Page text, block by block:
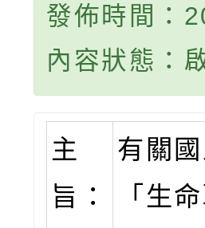
發佈時間：
內容狀態：
主
旨：
有關
「生